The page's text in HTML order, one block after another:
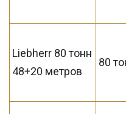
Liebherr 80 тонн
48+20 метров
80